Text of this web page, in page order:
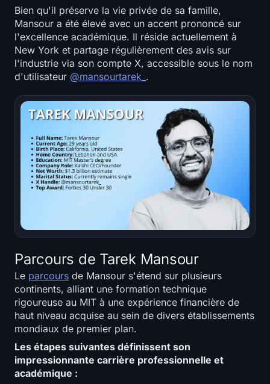
Carte thermique SOL
Carte thermique de HYPE
Carte thermique ZEC
Données de marché
Dominance du Bitcoin
Altcoin Season Index
Indice de Peur et de Cupidité
Funding Rates
open interest
Valeur Totale Verrouillée
Rainbow Chart
Compte à rebours du halving
Bien qu'il préserve la vie privée de sa famille,
Mansour a été élevé avec un accent prononcé sur
l'excellence académique. Il réside actuellement à
New York et partage régulièrement des avis sur
l'industrie via son compte X, accessible sous le nom
d'utilisateur @mansourtarek_ .
Parcours de Tarek Mansour
Le parcours de Mansour s'étend sur plusieurs
continents, alliant une formation technique
rigoureuse au MIT à une expérience financière de
haut niveau acquise au sein de divers établissements
mondiaux de premier plan.
Les étapes suivantes définissent son
impressionnante carrière professionnelle et
académique :